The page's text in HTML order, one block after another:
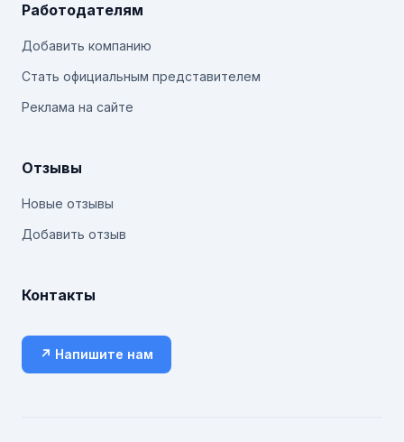
Работодателям
Добавить компанию
Стать официальным представителем
Реклама на сайте
Отзывы
Новые отзывы
Добавить отзыв
Контакты
↗ Напишите нам